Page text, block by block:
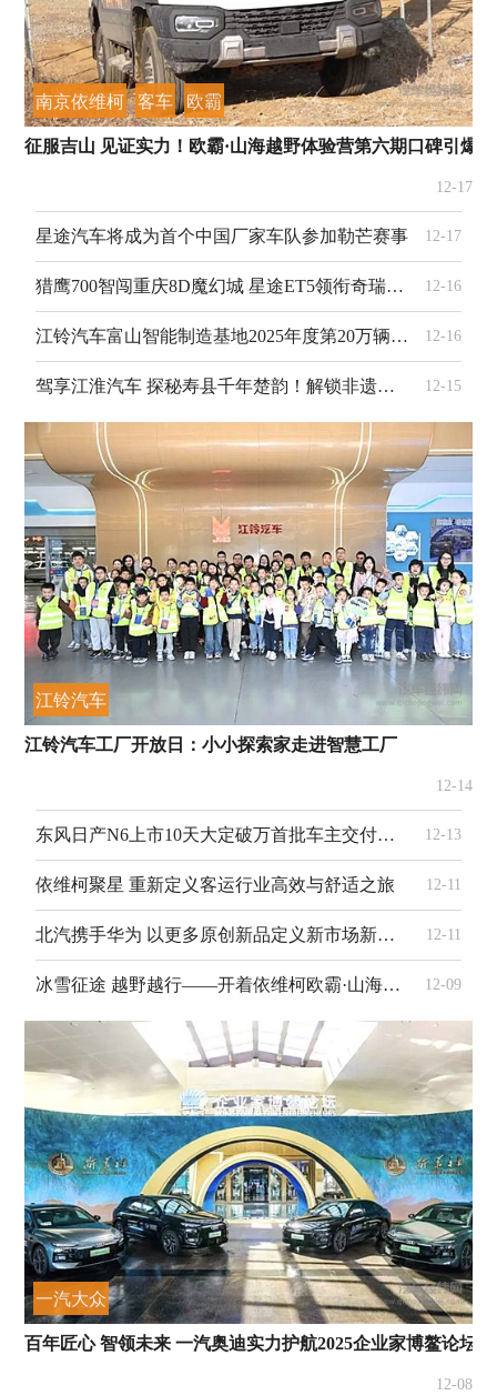
南京依维柯 客车 欧霸
征服吉山 见证实力！欧霸·山海越野体验营第六期口碑引爆
12-17
星途汽车将成为首个中国厂家车队参加勒芒赛事 12-17
猎鹰700智闯重庆8D魔幻城 星途ET5领衔奇瑞集团12·12盛典 12-16
江铃汽车富山智能制造基地2025年度第20万辆整车下线了！ 12-16
驾享江淮汽车 探秘寿县千年楚韵！解锁非遗豆腐里的文化密码 12-15
江铃汽车
江铃汽车工厂开放日：小小探索家走进智慧工厂
12-14
东风日产N6上市10天大定破万首批车主交付盛典闪耀星城 12-13
依维柯聚星 重新定义客运行业高效与舒适之旅 12-11
北汽携手华为 以更多原创新品定义新市场新赛道 12-11
冰雪征途 越野越行——开着依维柯欧霸·山海去“冬游” 12-09
一汽大众
百年匠心 智领未来 一汽奥迪实力护航2025企业家博鳌论坛
12-08